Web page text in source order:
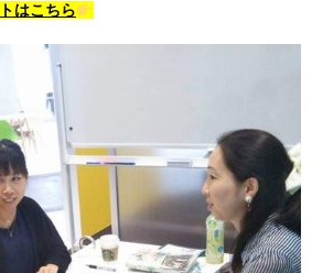
はこちら